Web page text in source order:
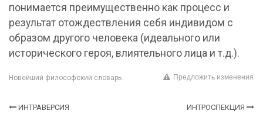
понимается преимущественно как процесс и
результат отождествления себя индивидом с
образом другого человека (идеального или
исторического героя, влиятельного лица и т.д.).
Новейший философский словарь Предложить изменения
ИНТРАВЕРСИЯ ИНТРОСПЕКЦИЯ